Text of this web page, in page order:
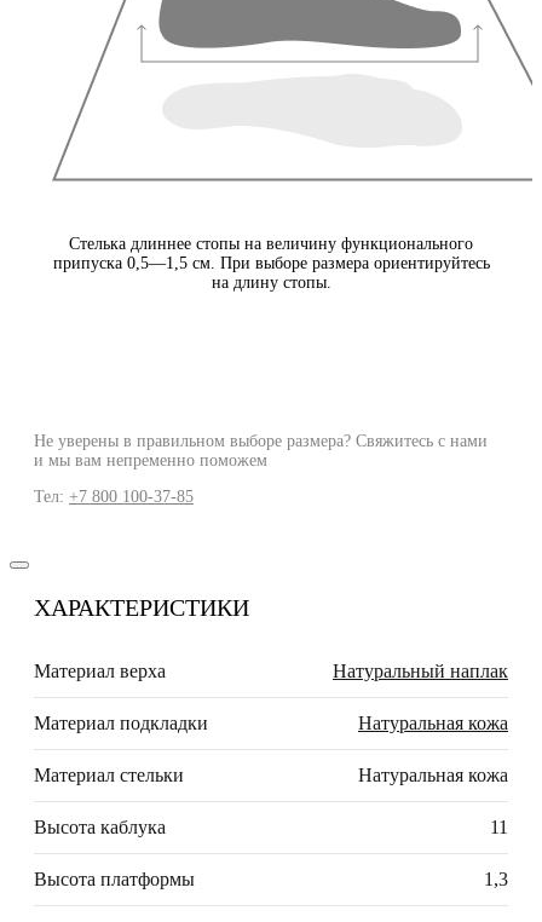
Стелька длиннее стопы на величину функционального
припуска 0,5—1,5 см. При выборе размера ориентируйтесь
на длину стопы.
Не уверены в правильном выборе размера? Свяжитесь с нами
и мы вам непременно поможем
Тел: +7 800 100-37-85
ХАРАКТЕРИСТИКИ
Материал верха Натуральный наплак
Материал подкладки Натуральная кожа
Материал стельки Натуральная кожа
Высота каблука 11
Высота платформы 1,3